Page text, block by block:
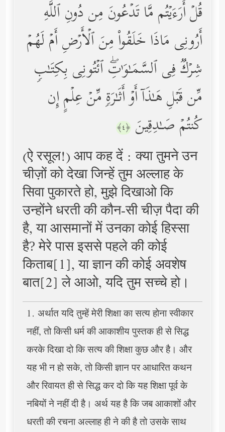
قُلۡ أَرَءَیۡتُم مَّا تَدۡعُونَ مِن دُونِ ٱللَّهِ
أَرُونِی مَاذَا خَلَقُواْ مِنَ ٱلۡأَرۡضِ أَمۡ لَهُمۡ
شِرۡكࣱ فِی ٱلسَّمَـٰوَ ٰ⁠تِۖ ٱئۡتُونِی بِكِتَـٰبࣲ
مِّن قَبۡلِ هَـٰذَاۤ أَوۡ أَثَـٰرَةࣲ مِّنۡ عِلۡمٍ إِن
كُنتُمۡ صَـٰدِقِینَ ﴿٤﴾
(ऐ रसूल!) आप कह दें : क्या तुमने उन
चीज़ों को देखा जिन्हें तुम अल्लाह के
सिवा पुकारते हो, मुझे दिखाओ कि
उन्होंने धरती की कौन-सी चीज़ पैदा की
है, या आसमानों में उनका कोई हिस्सा
है? मेरे पास इससे पहले की कोई
किताब[1], या ज्ञान की कोई अवशेष
बात[2] ले आओ, यदि तुम सच्चे हो।
1. अर्थात यदि तुम्हें मेरी शिक्षा का सत्य होना स्वीकार
नहीं, तो किसी धर्म की आकाशीय पुस्तक ही से सिद्ध
करके दिखा दो कि सत्य की शिक्षा कुछ और है। और
यह भी न हो सके, तो किसी ज्ञान पर आधारित कथन
और रिवायत ही से सिद्ध कर दो कि यह शिक्षा पूर्व के
नबियों ने नहीं दी है। अर्थ यह है कि जब आकाशों और
धरती की रचना अल्लाह ही ने की है तो उसके साथ